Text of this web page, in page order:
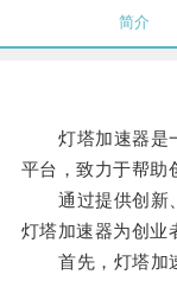
简介
灯塔加速器是一
平台，致力于帮助
通过提供创新、
灯塔加速器为创业
首先，灯塔加速